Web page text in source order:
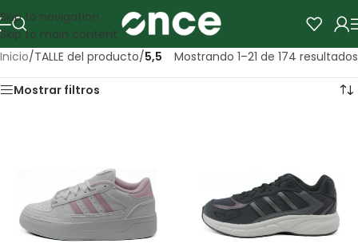
Skip to navigation
Skip to main content
Inicio/TALLE del producto/5,5 Mostrando 1–21 de 174 resultados
Mostrar filtros